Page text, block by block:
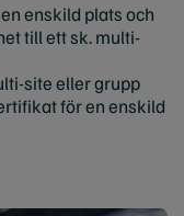
enskild plats och
till ett sk. multi-
site eller grupp
för en enskild